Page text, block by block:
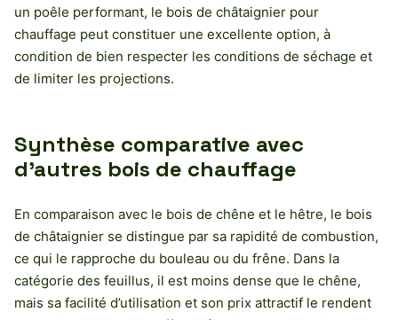
un poêle performant, le bois de châtaignier pour
chauffage peut constituer une excellente option, à
condition de bien respecter les conditions de séchage et
de limiter les projections.
Synthèse comparative avec
d’autres bois de chauffage
En comparaison avec le bois de chêne et le hêtre, le bois
de châtaignier se distingue par sa rapidité de combustion,
ce qui le rapproche du bouleau ou du frêne. Dans la
catégorie des feuillus, il est moins dense que le chêne,
mais sa facilité d’utilisation et son prix attractif le rendent